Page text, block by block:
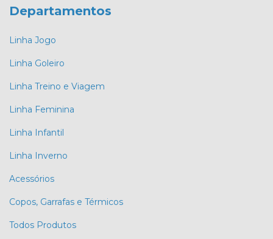
Departamentos
Linha Jogo
Linha Goleiro
Linha Treino e Viagem
Linha Feminina
Linha Infantil
Linha Inverno
Acessórios
Copos, Garrafas e Térmicos
Todos Produtos